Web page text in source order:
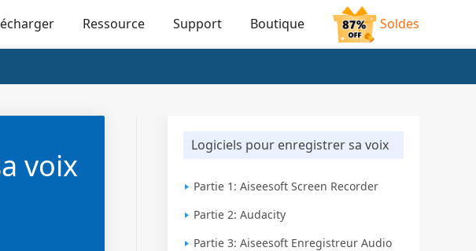
Ressource Support Boutique Soldes
voix
Logiciels pour enregistrer sa voix
Partie 1: Aiseesoft Screen Recorder
Partie 2: Audacity
Partie 3: Aiseesoft Enregistreur Audio